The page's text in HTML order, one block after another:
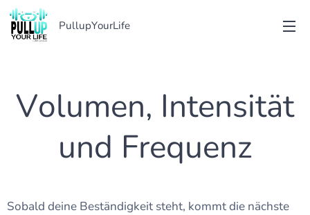
PullupYourLife
Volumen, Intensität
und Frequenz
Sobald deine Beständigkeit steht, kommt die nächste